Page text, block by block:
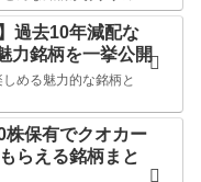
過去10年減配な
力銘柄を一挙公開
める魅力的な銘柄と
株保有でクオカー
らえる銘柄まと